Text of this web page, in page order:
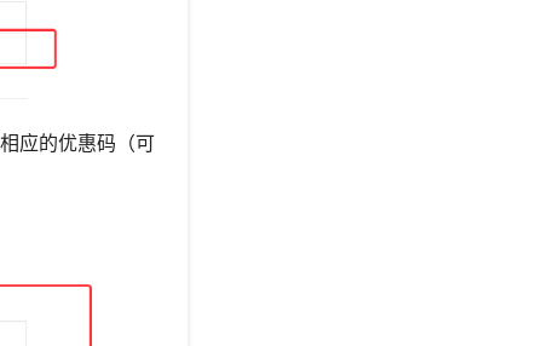
应的优惠码（可